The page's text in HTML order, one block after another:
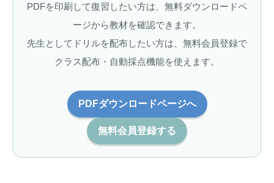
PDFを印刷して復習したい方は、無料ダウンロードペ
ージから教材を確認できます。
先生としてドリルを配布したい方は、無料会員登録で
クラス配布・自動採点機能を使えます。
PDFダウンロードページへ
無料会員登録する